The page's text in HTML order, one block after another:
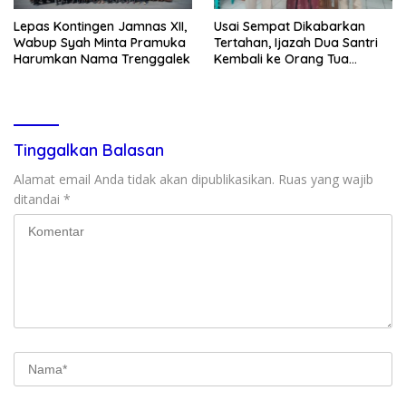
Lepas Kontingen Jamnas XII,
Wabup Syah Minta Pramuka
Harumkan Nama Trenggalek
Usai Sempat Dikabarkan
Tertahan, Ijazah Dua Santri
Kembali ke Orang Tua
Tinggalkan Balasan
Alamat email Anda tidak akan dipublikasikan. Ruas yang wajib
ditandai *